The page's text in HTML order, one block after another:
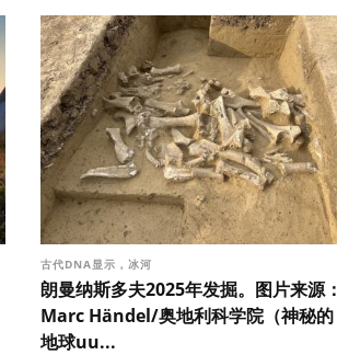
古代DNA显示，冰河
朗曼纳斯多夫2025年发掘。图片来源：
Marc Händel/奥地利科学院（神秘的
地球uu...